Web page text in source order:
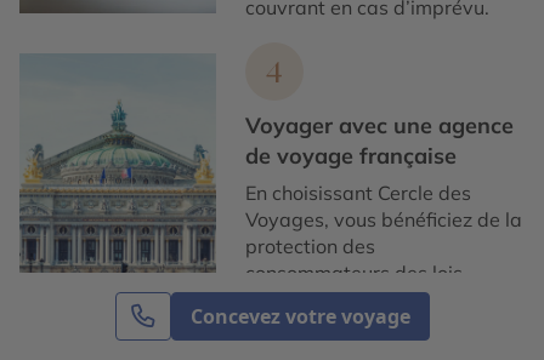
Concevez votre voyage
couvrant en cas d’imprévu.
4
Voyager avec une agence
de voyage française
En choisissant Cercle des
Voyages, vous bénéficiez de la
protection des
consommateurs des lois
françaises et européennes. De
plus, nos prix sont garantis.